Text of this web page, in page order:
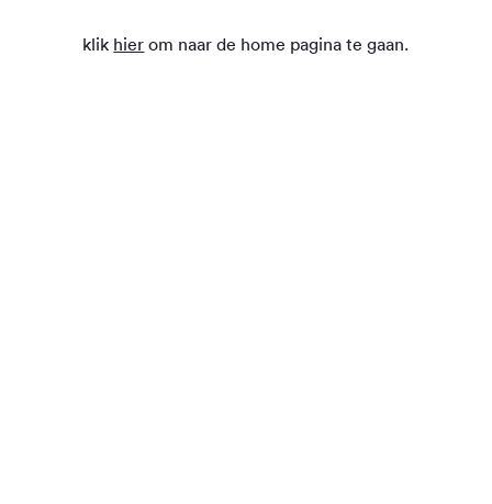
klik hier om naar de home pagina te gaan.